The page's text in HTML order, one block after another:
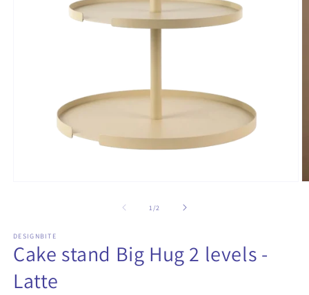
1 /van
2
DESIGNBITE
Cake stand Big Hug 2 levels -
Latte